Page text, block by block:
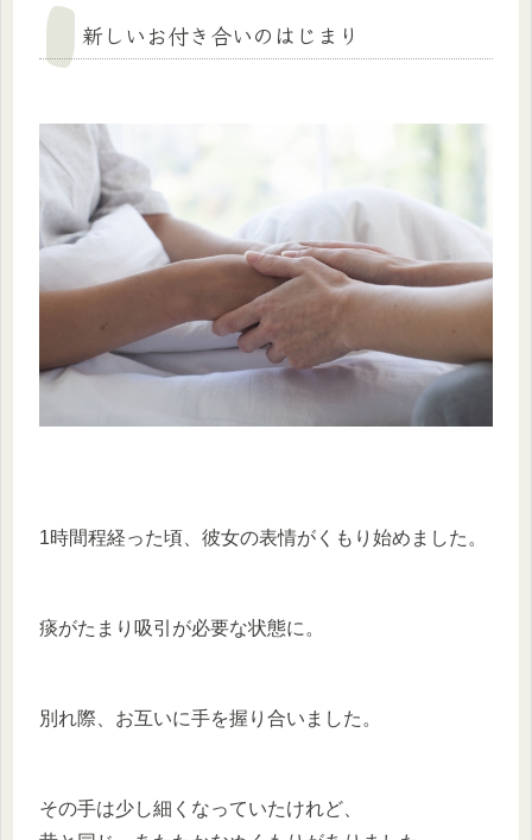
新しいお付き合いのはじまり
1時間程経った頃、彼女の表情がくもり始めました。
痰がたまり吸引が必要な状態に。
別れ際、お互いに手を握り合いました。
その手は少し細くなっていたけれど、